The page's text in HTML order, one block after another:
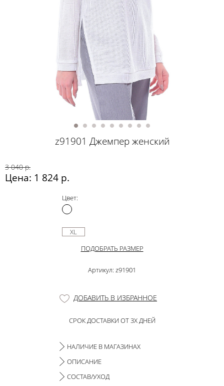
z91901 Джемпер женский
3 040 р.
Цена: 1 824 р.
Цвет:
XL
ПОДОБРАТЬ РАЗМЕР
Артикул: z91901
ДОБАВИТЬ В ИЗБРАННОЕ
СРОК ДОСТАВКИ ОТ 3Х ДНЕЙ
НАЛИЧИЕ В МАГАЗИНАХ
ОПИСАНИЕ
СОСТАВ/УХОД